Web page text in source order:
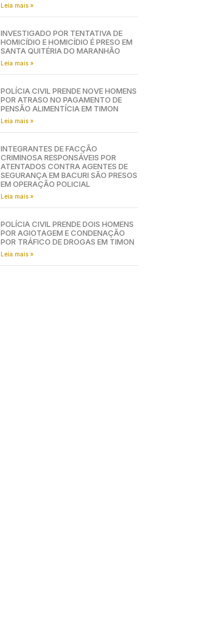
Leia mais »
INVESTIGADO POR TENTATIVA DE
HOMICÍDIO E HOMICÍDIO É PRESO EM
SANTA QUITÉRIA DO MARANHÃO
Leia mais »
POLÍCIA CIVIL PRENDE NOVE HOMENS
POR ATRASO NO PAGAMENTO DE
PENSÃO ALIMENTÍCIA EM TIMON
Leia mais »
INTEGRANTES DE FACÇÃO
CRIMINOSA RESPONSÁVEIS POR
ATENTADOS CONTRA AGENTES DE
SEGURANÇA EM BACURI SÃO PRESOS
EM OPERAÇÃO POLICIAL
Leia mais »
POLÍCIA CIVIL PRENDE DOIS HOMENS
POR AGIOTAGEM E CONDENAÇÃO
POR TRÁFICO DE DROGAS EM TIMON
Leia mais »